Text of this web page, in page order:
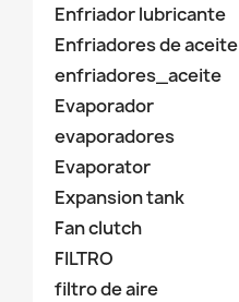
Enfriador lubricante
Enfriadores de aceite
enfriadores_aceite
Evaporador
evaporadores
Evaporator
Expansion tank
Fan clutch
FILTRO
filtro de aire